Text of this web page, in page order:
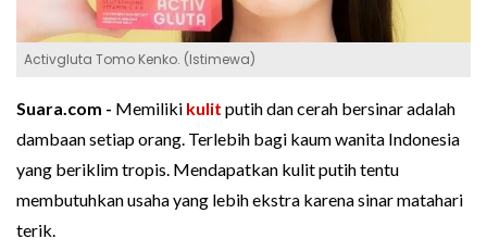
Activgluta Tomo Kenko. (Istimewa)
Suara.com - Memiliki kulit putih dan cerah bersinar adalah
dambaan setiap orang. Terlebih bagi kaum wanita Indonesia
yang beriklim tropis. Mendapatkan kulit putih tentu
membutuhkan usaha yang lebih ekstra karena sinar matahari
terik.